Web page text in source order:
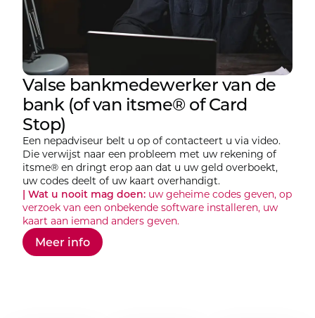
Valse bankmedewerker van de
bank (of van itsme® of Card
Stop)
Een nepadviseur belt u op of contacteert u via video.
Die verwijst naar een probleem met uw rekening of
itsme® en dringt erop aan dat u uw geld overboekt,
uw codes deelt of uw kaart overhandigt.
| Wat u nooit mag doen: uw geheime codes geven, op
verzoek van een onbekende software installeren, uw
kaart aan iemand anders geven.
Meer info